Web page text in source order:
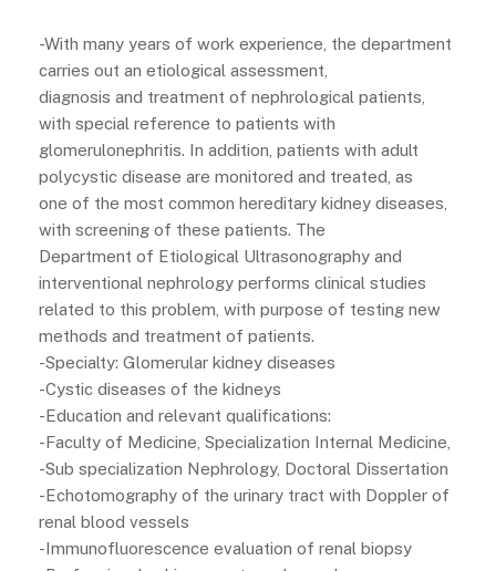
-With many years of work experience, the department
carries out an etiological assessment,
diagnosis and treatment of nephrological patients,
with special reference to patients with
glomerulonephritis. In addition, patients with adult
polycystic disease are monitored and treated, as
one of the most common hereditary kidney diseases,
with screening of these patients. The
Department of Etiological Ultrasonography and
interventional nephrology performs clinical studies
related to this problem, with purpose of testing new
methods and treatment of patients.
-Specialty: Glomerular kidney diseases
-Cystic diseases of the kidneys
-Education and relevant qualifications:
-Faculty of Medicine, Specialization Internal Medicine,
-Sub specialization Nephrology, Doctoral Dissertation
-Echotomography of the urinary tract with Doppler of
renal blood vessels
-Immunofluorescence evaluation of renal biopsy